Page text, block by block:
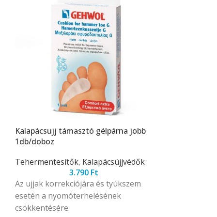
Kalapácsujj támasztó gélpárna jobb
1db/doboz
Tehermentesítők, Kalapácsújjvédők
3.790 Ft
Az ujjak korrekciójára és tyúkszem
esetén a nyomóterhelésének
csökkentésére.